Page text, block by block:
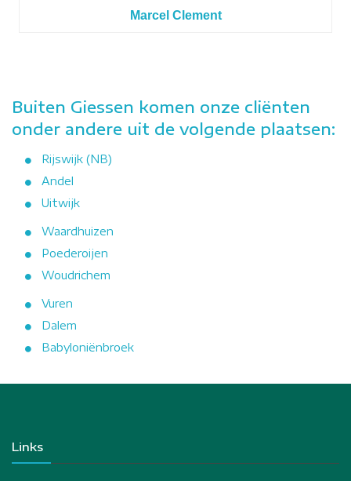
Marcel Clement
Buiten Giessen komen onze cliënten
onder andere uit de volgende plaatsen:
Rijswijk (NB)
Andel
Uitwijk
Waardhuizen
Poederoijen
Woudrichem
Vuren
Dalem
Babyloniënbroek
Links